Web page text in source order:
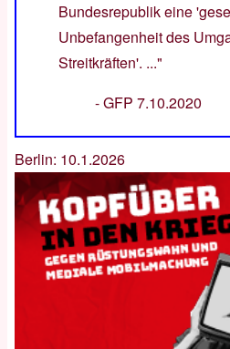
Bundesrepublik eine
Unbefangenheit des
Streitkräften'. ..."
-GFP 7.10.2020
Berlin: 10.1.2026